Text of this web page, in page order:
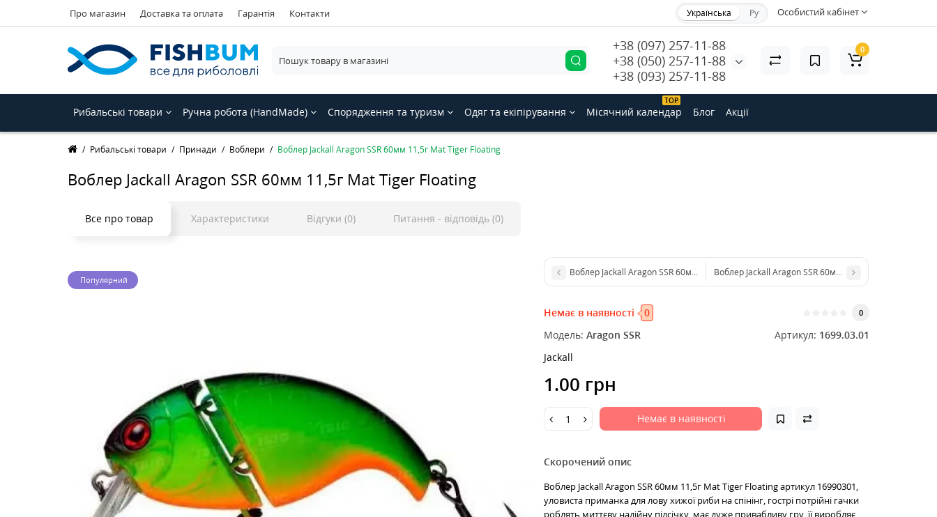
Про магазин Доставка та оплата Гарантія Контакти Особистий кабінет
Українська Ру
+38 (097) 257-11-88
+38 (050) 257-11-88
+38 (093) 257-11-88
0
Рибальські товари Ручна робота (HandMade) Спорядження та туризм Одяг та екіпірування
ТОP
Місячний календар Блог Акції
Рибальські товари Принади Воблери Воблер Jackall Aragon SSR 60мм 11,5г Mat Tiger Floating
Воблер Jackall Aragon SSR 60мм 11,5г Mat Tiger Floating
Все про товар Характеристики Відгуки (0) Питання - відповідь (0)
Популярний
Воблер Jackall Aragon SSR 60мм 11,5г HLG Blue Gill FloatingВоблер Jackall Aragon SSR 60мм 11,5г Mat Tiger Floating
Немає в наявності 0 0
Модель: Aragon SSR Артикул: 1699.03.01
Jackall
1.00 грн
Немає в наявності
Скорочений опис
Воблер Jackall Aragon SSR 60мм 11,5г Mat Tiger Floating артикул 16990301,
уловиста приманка для лову хижої риби на спінінг, гострі потрійні гачки
роблять миттєву надійну підсічку, має дуже привабливу гру, її виробляє